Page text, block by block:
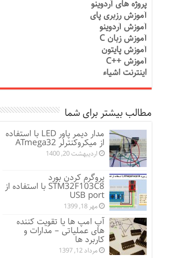
پروژه های آردوینو
آموزش رزبری پای
آموزش آردوینو
آموزش زبان C
آموزش پایتون
آموزش ++C
اینترنت اشیاء
مطالب بیشتر برای شما
مدار دیمر پاور LED با استفاده
از میکروکنترلر ATmega32
اردیبهشت 20, 1400
پروگرم کردن بورد
STM32F103C8 با استفاده از
USB port
مهر 18, 1399
آپ امپ ها یا تقویت کننده
های عملیاتی – مدارات و
کاربرد ها
مرداد 12, 1397